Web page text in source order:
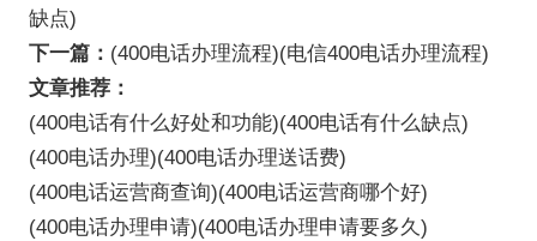
缺点)
下一篇： (400电话办理流程)(电信400电话办理流程)
文章推荐：
(400电话有什么好处和功能)(400电话有什么缺点)
(400电话办理)(400电话办理送话费)
(400电话运营商查询)(400电话运营商哪个好)
(400电话办理申请)(400电话办理申请要多久)